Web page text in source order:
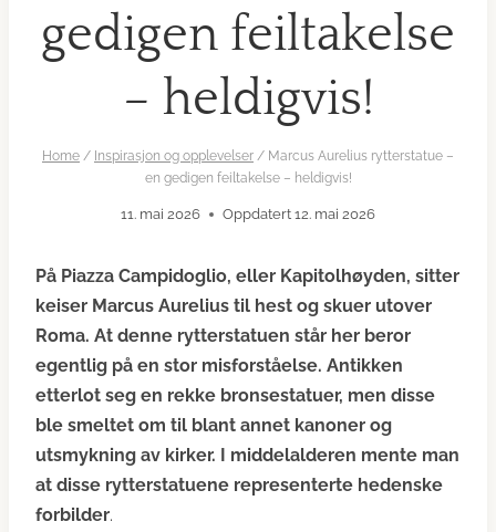
gedigen feiltakelse
– heldigvis!
Home / Inspirasjon og opplevelser / Marcus Aurelius rytterstatue –
en gedigen feiltakelse – heldigvis!
11. mai 2026 Oppdatert 12. mai 2026
På Piazza Campidoglio, eller Kapitolhøyden, sitter
keiser Marcus Aurelius til hest og skuer utover
Roma. At denne rytterstatuen står her beror
egentlig på en stor misforståelse. Antikken
etterlot seg en rekke bronsestatuer, men disse
ble smeltet om til blant annet kanoner og
utsmykning av kirker. I middelalderen mente man
at disse rytterstatuene representerte hedenske
forbilder.